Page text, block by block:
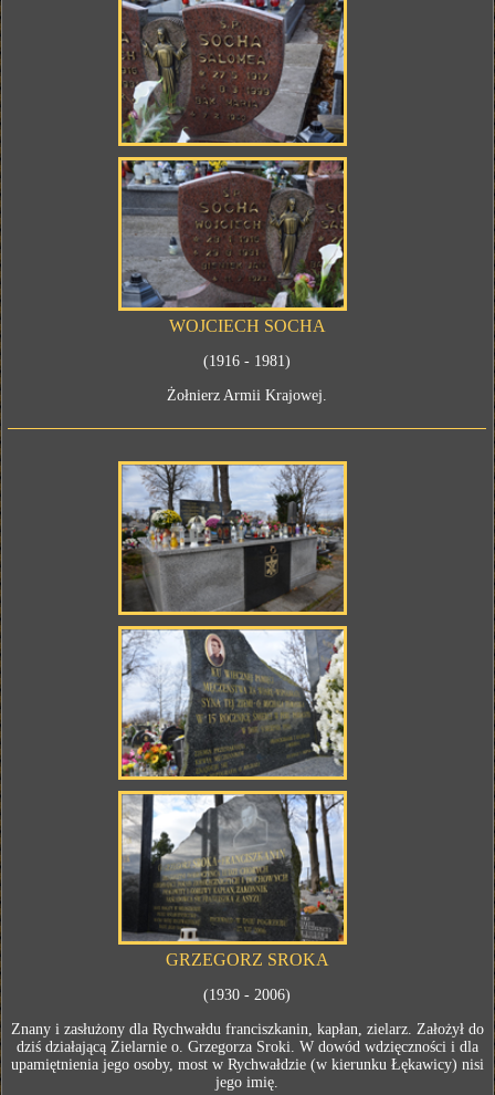
WOJCIECH SOCHA
(1916 - 1981)
Żołnierz Armii Krajowej.
GRZEGORZ SROKA
(1930 - 2006)
Znany i zasłużony dla Rychwałdu franciszkanin, kapłan, zielarz. Założył do
dziś działającą Zielarnie o. Grzegorza Sroki. W dowód wdzięczności i dla
upamiętnienia jego osoby, most w Rychwałdzie (w kierunku Łękawicy) nisi
jego imię.